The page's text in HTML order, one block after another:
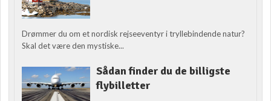
Drømmer du om et nordisk rejseeventyr i tryllebindende natur?
Skal det være den mystiske...
Sådan finder du de billigste
flybilletter